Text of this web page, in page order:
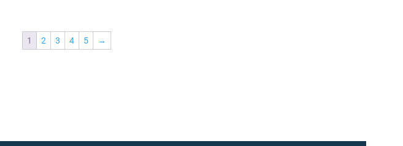
72,00 €.
1 2 3 4 5 →